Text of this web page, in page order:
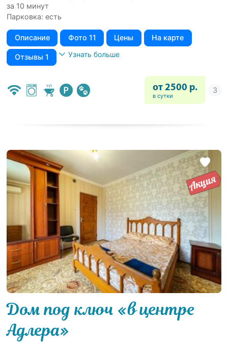
за 10 минут
Парковка: есть
Описание Фото 11 Цены На карте
Отзывы 1 Узнать больше
от 2500 р.
в сутки
Дом под ключ «в центре
Адлера»